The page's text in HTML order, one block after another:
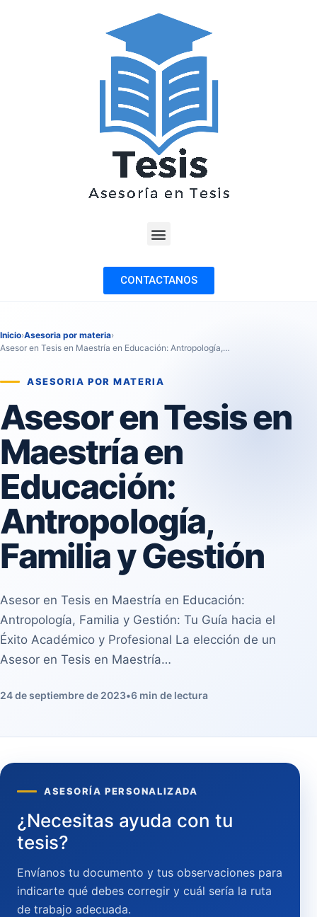
CONTACTANOS
Inicio›Asesoria por materia›
Asesor en Tesis en Maestría en Educación: Antropología,…
ASESORIA POR MATERIA
Asesor en Tesis en
Maestría en
Educación:
Antropología,
Familia y Gestión
Asesor en Tesis en Maestría en Educación:
Antropología, Familia y Gestión: Tu Guía hacia el
Éxito Académico y Profesional La elección de un
Asesor en Tesis en Maestría…
24 de septiembre de 2023•6 min de lectura
ASESORÍA PERSONALIZADA
¿Necesitas ayuda con tu
tesis?
Envíanos tu documento y tus observaciones para
indicarte qué debes corregir y cuál sería la ruta
de trabajo adecuada.